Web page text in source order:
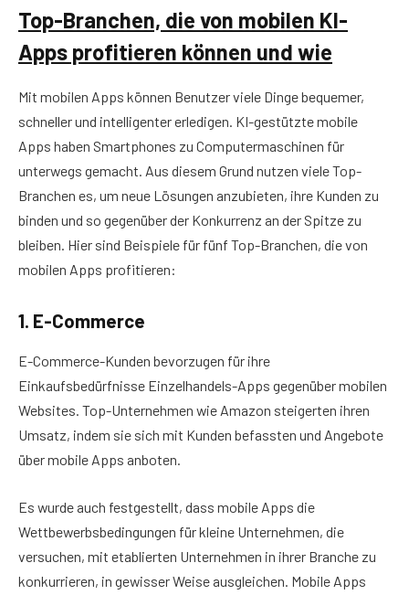
Top-Branchen, die von mobilen KI-
Apps profitieren können und wie
Mit mobilen Apps können Benutzer viele Dinge bequemer,
schneller und intelligenter erledigen. KI-gestützte mobile
Apps haben Smartphones zu Computermaschinen für
unterwegs gemacht. Aus diesem Grund nutzen viele Top-
Branchen es, um neue Lösungen anzubieten, ihre Kunden zu
binden und so gegenüber der Konkurrenz an der Spitze zu
bleiben. Hier sind Beispiele für fünf Top-Branchen, die von
mobilen Apps profitieren:
1. E-Commerce
E-Commerce-Kunden bevorzugen für ihre
Einkaufsbedürfnisse Einzelhandels-Apps gegenüber mobilen
Websites. Top-Unternehmen wie Amazon steigerten ihren
Umsatz, indem sie sich mit Kunden befassten und Angebote
über mobile Apps anboten.
Es wurde auch festgestellt, dass mobile Apps die
Wettbewerbsbedingungen für kleine Unternehmen, die
versuchen, mit etablierten Unternehmen in ihrer Branche zu
konkurrieren, in gewisser Weise ausgleichen. Mobile Apps